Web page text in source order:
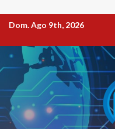
Dom. Ago 9th, 2026